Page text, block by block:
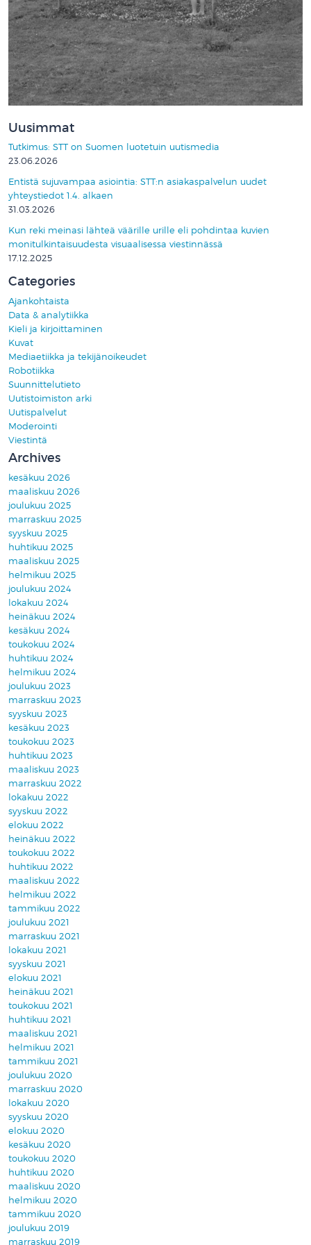
Uusimmat
Tutkimus: STT on Suomen luotetuin uutismedia
23.06.2026
Entistä sujuvampaa asiointia: STT:n asiakaspalvelun uudet
yhteystiedot 1.4. alkaen
31.03.2026
Kun reki meinasi lähteä väärille urille eli pohdintaa kuvien
monitulkintaisuudesta visuaalisessa viestinnässä
17.12.2025
Categories
Ajankohtaista
Data & analytiikka
Kieli ja kirjoittaminen
Kuvat
Mediaetiikka ja tekijänoikeudet
Robotiikka
Suunnittelutieto
Uutistoimiston arki
Uutispalvelut
Moderointi
Viestintä
Archives
kesäkuu 2026
maaliskuu 2026
joulukuu 2025
marraskuu 2025
syyskuu 2025
huhtikuu 2025
maaliskuu 2025
helmikuu 2025
joulukuu 2024
lokakuu 2024
heinäkuu 2024
kesäkuu 2024
toukokuu 2024
huhtikuu 2024
helmikuu 2024
joulukuu 2023
marraskuu 2023
syyskuu 2023
kesäkuu 2023
toukokuu 2023
huhtikuu 2023
maaliskuu 2023
marraskuu 2022
lokakuu 2022
syyskuu 2022
elokuu 2022
heinäkuu 2022
toukokuu 2022
huhtikuu 2022
maaliskuu 2022
helmikuu 2022
tammikuu 2022
joulukuu 2021
marraskuu 2021
lokakuu 2021
syyskuu 2021
elokuu 2021
heinäkuu 2021
toukokuu 2021
huhtikuu 2021
maaliskuu 2021
helmikuu 2021
tammikuu 2021
joulukuu 2020
marraskuu 2020
lokakuu 2020
syyskuu 2020
elokuu 2020
kesäkuu 2020
toukokuu 2020
huhtikuu 2020
maaliskuu 2020
helmikuu 2020
tammikuu 2020
joulukuu 2019
marraskuu 2019